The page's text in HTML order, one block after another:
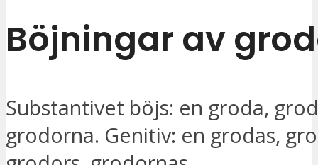
Böjningar av
Substantivet böjs: en groda,
grodorna. Genitiv: en grodas,